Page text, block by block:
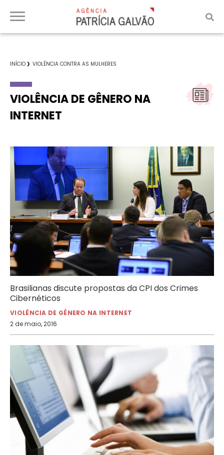
INÍCIO VIOLÊNCIA CONTRA AS MULHERES
VIOLÊNCIA DE GÊNERO NA
INTERNET
Brasilianas discute propostas da CPI dos Crimes
Cibernéticos
VIOLÊNCIA DE GÊNERO NA INTERNET
2 de maio, 2016